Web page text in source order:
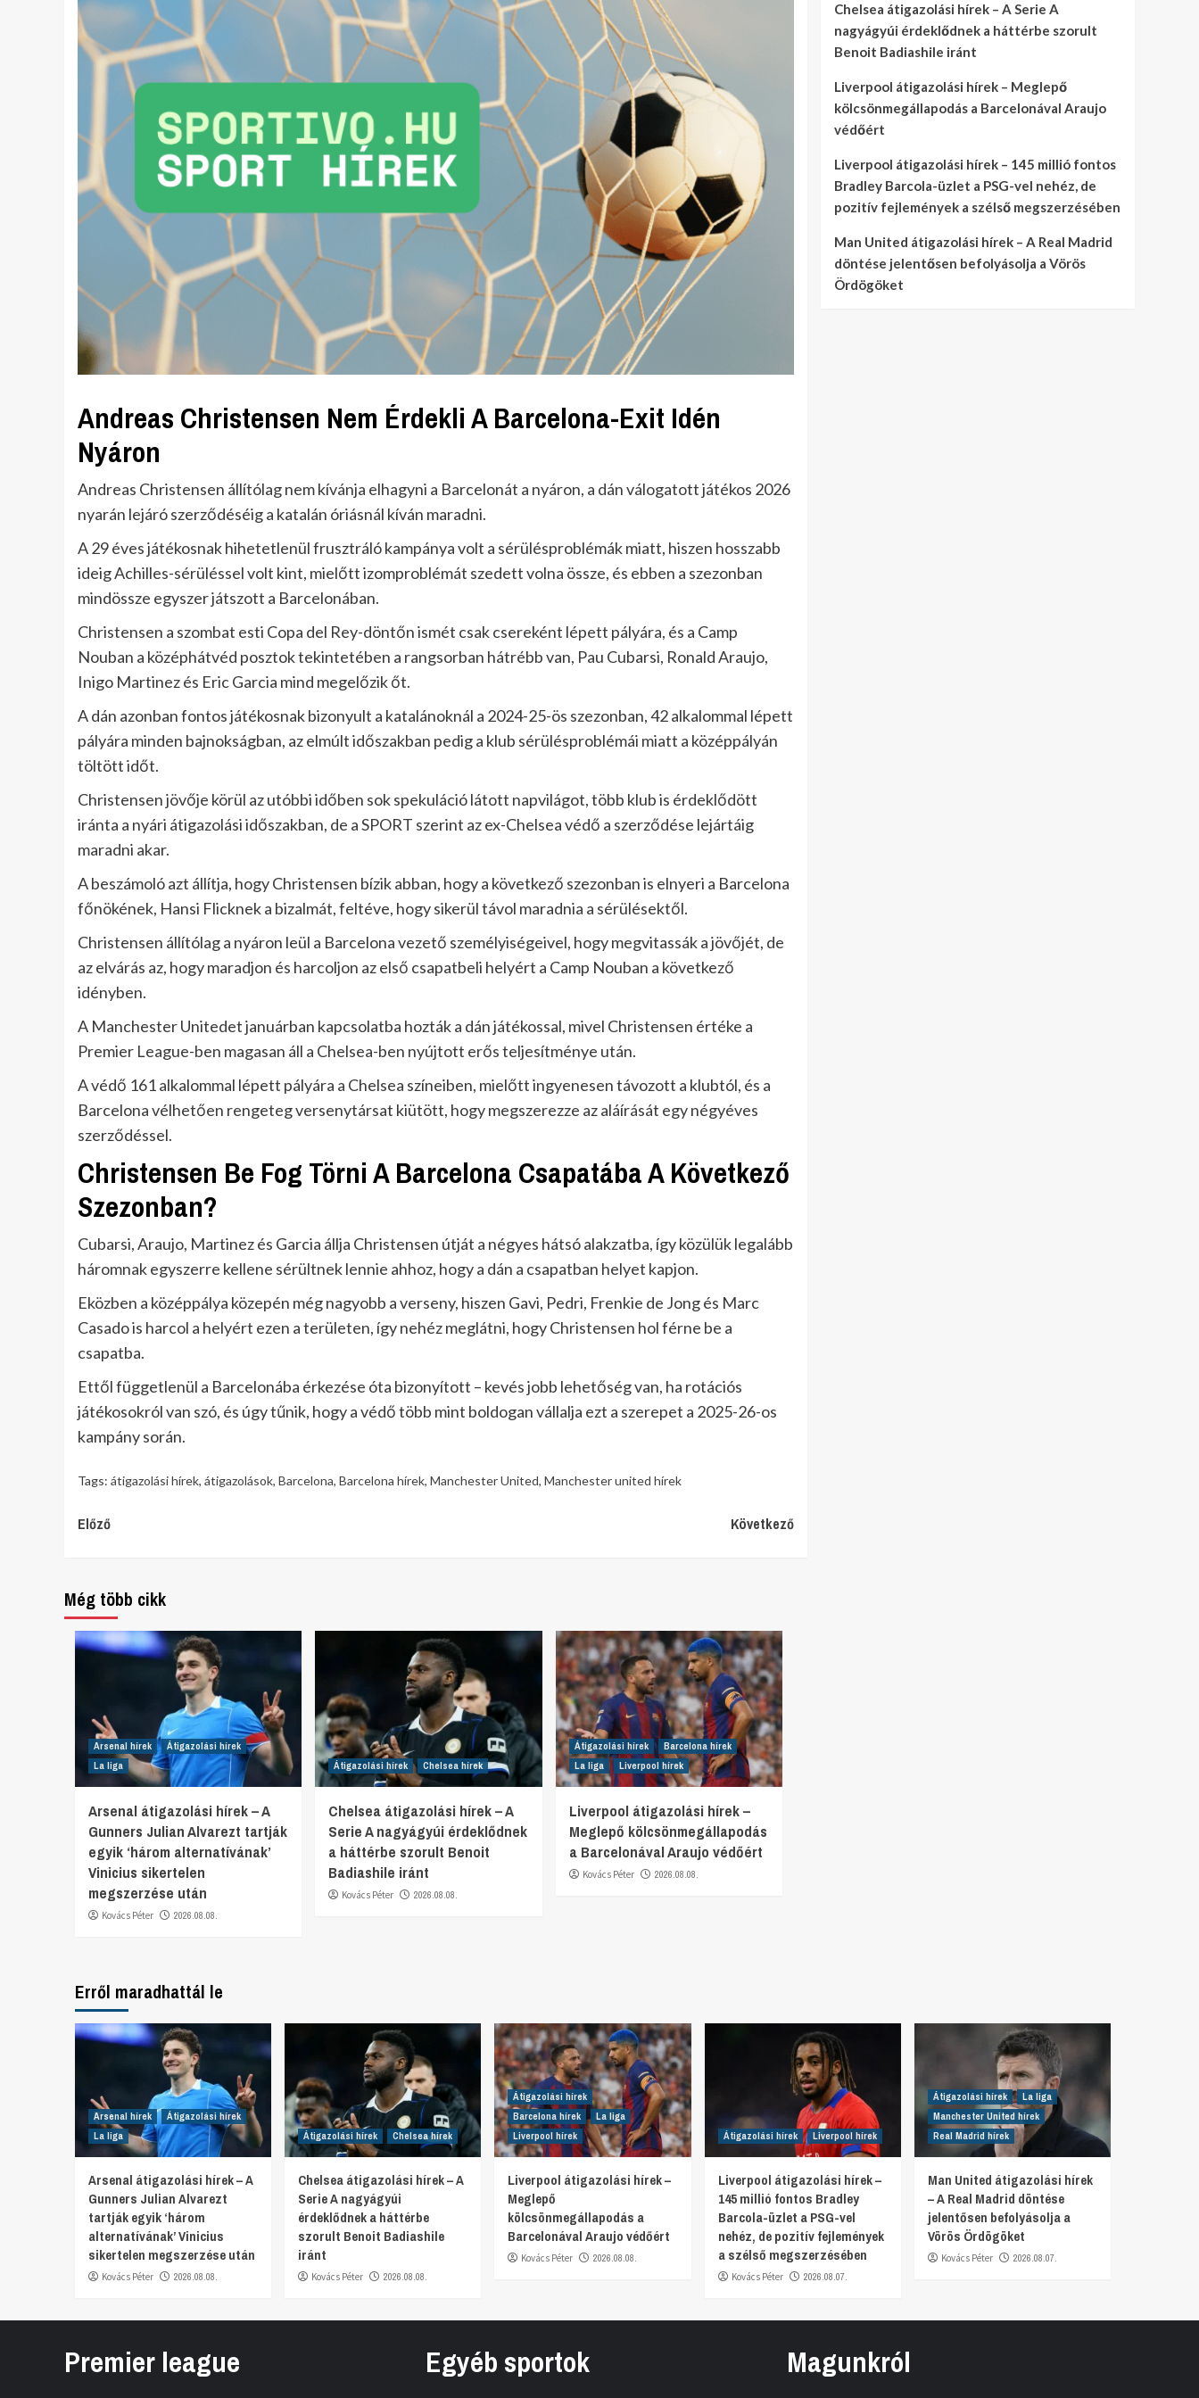
Andreas Christensen Nem Érdekli A Barcelona-Exit Idén
Nyáron
Andreas Christensen állítólag nem kívánja elhagyni a Barcelonát a nyáron, a dán válogatott játékos 2026
nyarán lejáró szerződéséig a katalán óriásnál kíván maradni.
A 29 éves játékosnak hihetetlenül frusztráló kampánya volt a sérülésproblémák miatt, hiszen hosszabb
ideig Achilles-sérüléssel volt kint, mielőtt izomproblémát szedett volna össze, és ebben a szezonban
mindössze egyszer játszott a Barcelonában.
Christensen a szombat esti Copa del Rey-döntőn ismét csak csereként lépett pályára, és a Camp
Nouban a középhátvéd posztok tekintetében a rangsorban hátrébb van, Pau Cubarsi, Ronald Araujo,
Inigo Martinez és Eric Garcia mind megelőzik őt.
A dán azonban fontos játékosnak bizonyult a katalánoknál a 2024-25-ös szezonban, 42 alkalommal lépett
pályára minden bajnokságban, az elmúlt időszakban pedig a klub sérülésproblémái miatt a középpályán
töltött időt.
Christensen jövője körül az utóbbi időben sok spekuláció látott napvilágot, több klub is érdeklődött
iránta a nyári átigazolási időszakban, de a SPORT szerint az ex-Chelsea védő a szerződése lejártáig
maradni akar.
A beszámoló azt állítja, hogy Christensen bízik abban, hogy a következő szezonban is elnyeri a Barcelona
főnökének, Hansi Flicknek a bizalmát, feltéve, hogy sikerül távol maradnia a sérülésektől.
Christensen állítólag a nyáron leül a Barcelona vezető személyiségeivel, hogy megvitassák a jövőjét, de
az elvárás az, hogy maradjon és harcoljon az első csapatbeli helyért a Camp Nouban a következő
idényben.
A Manchester Unitedet januárban kapcsolatba hozták a dán játékossal, mivel Christensen értéke a
Premier League-ben magasan áll a Chelsea-ben nyújtott erős teljesítménye után.
A védő 161 alkalommal lépett pályára a Chelsea színeiben, mielőtt ingyenesen távozott a klubtól, és a
Barcelona vélhetően rengeteg versenytársat kiütött, hogy megszerezze az aláírását egy négyéves
szerződéssel.
Christensen Be Fog Törni A Barcelona Csapatába A Következő
Szezonban?
Cubarsi, Araujo, Martinez és Garcia állja Christensen útját a négyes hátsó alakzatba, így közülük legalább
háromnak egyszerre kellene sérültnek lennie ahhoz, hogy a dán a csapatban helyet kapjon.
Eközben a középpálya közepén még nagyobb a verseny, hiszen Gavi, Pedri, Frenkie de Jong és Marc
Casado is harcol a helyért ezen a területen, így nehéz meglátni, hogy Christensen hol férne be a
csapatba.
Ettől függetlenül a Barcelonába érkezése óta bizonyított – kevés jobb lehetőség van, ha rotációs
játékosokról van szó, és úgy tűnik, hogy a védő több mint boldogan vállalja ezt a szerepet a 2025-26-os
kampány során.
Tags: átigazolási hírek, átigazolások, Barcelona, Barcelona hírek, Manchester United, Manchester united hírek
Continue
Előző Következő
Még több cikk
Arsenal hírek
Átigazolási hírek
La liga
Arsenal átigazolási hírek – A
Gunners Julian Alvarezt tartják
egyik ‘három alternatívának’
Vinicius sikertelen
megszerzése után
Kovács Péter 2026.08.08.
Átigazolási hírek Chelsea hírek
Chelsea átigazolási hírek – A
Serie A nagyágyúi érdeklődnek
a háttérbe szorult Benoit
Badiashile iránt
Kovács Péter 2026.08.08.
Átigazolási hírek
Barcelona hírek
La liga
Liverpool hírek
Liverpool átigazolási hírek –
Meglepő kölcsönmegállapodás
a Barcelonával Araujo védőért
Kovács Péter 2026.08.08.
Chelsea átigazolási hírek – A Serie A
nagyágyúi érdeklődnek a háttérbe szorult
Benoit Badiashile iránt
Liverpool átigazolási hírek – Meglepő
kölcsönmegállapodás a Barcelonával Araujo
védőért
Liverpool átigazolási hírek – 145 millió fontos
Bradley Barcola-üzlet a PSG-vel nehéz, de
pozitív fejlemények a szélső megszerzésében
Man United átigazolási hírek – A Real Madrid
döntése jelentősen befolyásolja a Vörös
Ördögöket
Erről maradhattál le
Arsenal hírek
Átigazolási hírek
La liga
Arsenal átigazolási hírek – A
Gunners Julian Alvarezt
tartják egyik ‘három
alternatívának’ Vinicius
sikertelen megszerzése után
Kovács Péter 2026.08.08.
Átigazolási hírek Chelsea hírek
Chelsea átigazolási hírek – A
Serie A nagyágyúi
érdeklődnek a háttérbe
szorult Benoit Badiashile
iránt
Kovács Péter 2026.08.08.
Átigazolási hírek
Barcelona hírek
La liga
Liverpool hírek
Liverpool átigazolási hírek –
Meglepő
kölcsönmegállapodás a
Barcelonával Araujo védőért
Kovács Péter 2026.08.08.
Átigazolási hírek Liverpool hírek
Liverpool átigazolási hírek –
145 millió fontos Bradley
Barcola-üzlet a PSG-vel
nehéz, de pozitív fejlemények
a szélső megszerzésében
Kovács Péter 2026.08.07.
Átigazolási hírek
La liga
Manchester United hírek
Real Madrid hírek
Man United átigazolási hírek
– A Real Madrid döntése
jelentősen befolyásolja a
Vörös Ördögöket
Kovács Péter 2026.08.07.
Premier league Egyéb sportok Magunkról